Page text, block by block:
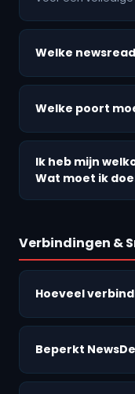
Welke
Welke poort
Ik heb mijn
Wat moet ik
Verbindingen &
Hoeveel
Beperkt